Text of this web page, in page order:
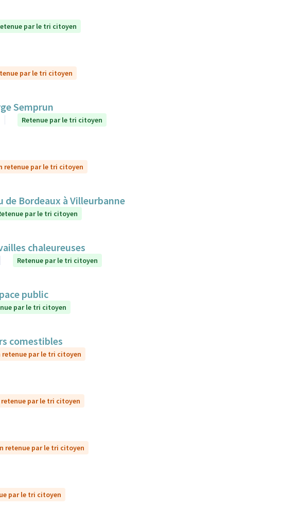
par le tri citoyen
par le tri citoyen
Semprun
Retenue par le tri citoyen
retenue par le tri citoyen
Bordeaux à Villeurbanne
par le tri citoyen
chaleureuses
Retenue par le tri citoyen
public
par le tri citoyen
comestibles
retenue par le tri citoyen
retenue par le tri citoyen
retenue par le tri citoyen
par le tri citoyen